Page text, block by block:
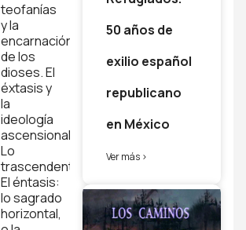
teofanías
y la
encarnación
de los
dioses. El
éxtasis y
la
ideología
ascensional.
Lo
trascendental.
El éntasis:
lo sagrado
horizontal,
50 años de
exilio español
republicano
en México
Ver más >